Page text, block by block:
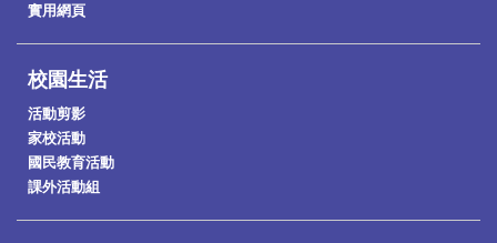
實用網頁
校園生活
活動剪影
家校活動
國民教育活動
課外活動組